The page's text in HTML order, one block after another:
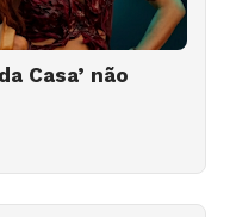
Casa’ não